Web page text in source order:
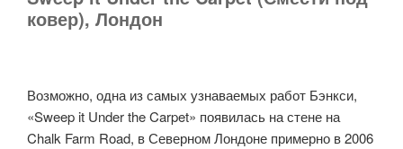
ковер), Лондон
Возможно, одна из самых узнаваемых работ Бэнкси,
«Sweep it Under the Carpet» появилась на стене на
Chalk Farm Road, в Северном Лондоне примерно в 2006